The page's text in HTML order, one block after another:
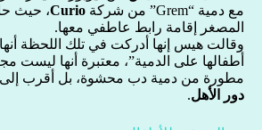
مع دمية “Grem” من شركة
Curio، حيث
المصغر إقامة رابط عاطفي معها.
وقالت هيس إنها أدركت في تلك اللحظة
أطفالها على الدمية”، معتبرة أنها ليست
مطورة من دمية دب محشوة، بل أقرب إلى
دور الأهل.